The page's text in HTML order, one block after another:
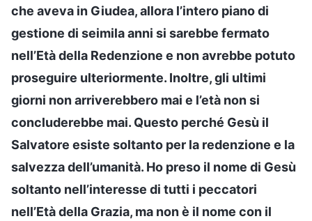
che aveva in Giudea, allora l’intero piano di
gestione di seimila anni si sarebbe fermato
nell’Età della Redenzione e non avrebbe potuto
proseguire ulteriormente. Inoltre, gli ultimi
giorni non arriverebbero mai e l’età non si
concluderebbe mai. Questo perché Gesù il
Salvatore esiste soltanto per la redenzione e la
salvezza dell’umanità. Ho preso il nome di Gesù
soltanto nell’interesse di tutti i peccatori
nell’Età della Grazia, ma non è il nome con il